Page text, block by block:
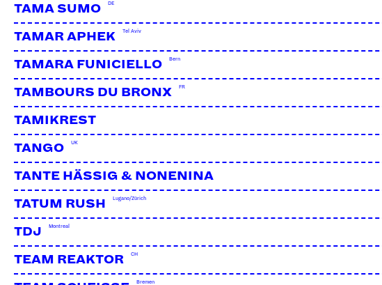
TAMA SUMO DE
TAMAR APHEK Tel Aviv
TAMARA FUNICIELLO Bern
TAMBOURS DU BRONX FR
TAMIKREST
TANGO UK
TANTE HÄSSIG & NONENINA
TATUM RUSH Lugano/Zürich
TDJ Montreal
TEAM REAKTOR CH
Bremen